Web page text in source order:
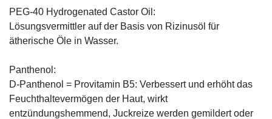
PEG-40 Hydrogenated Castor Oil:
Lösungsvermittler auf der Basis von Rizinusöl für
ätherische Öle in Wasser.
Panthenol:
D-Panthenol = Provitamin B5: Verbessert und erhöht das
Feuchthaltevermögen der Haut, wirkt
entzündungshemmend, Juckreize werden gemildert oder